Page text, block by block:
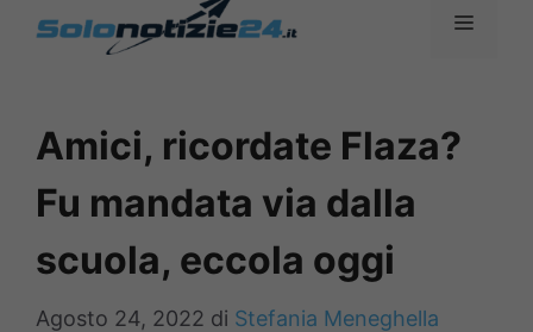
MENU
Amici, ricordate Flaza?
Fu mandata via dalla
scuola, eccola oggi
Agosto 24, 2022 di Stefania Meneghella